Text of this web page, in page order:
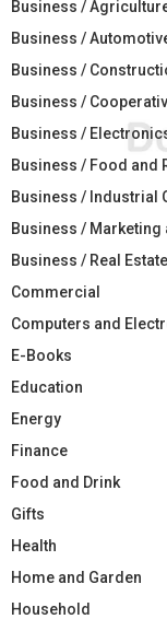
Business /
Business /
Business /
Business /
Business /
Business / Food and
Business / Industrial
Business / Marketing
Business / Real Estate
Commercial
Computers and
E-Books
Education
Energy
Finance
Food and Drink
Gifts
Health
Home and Garden
Household